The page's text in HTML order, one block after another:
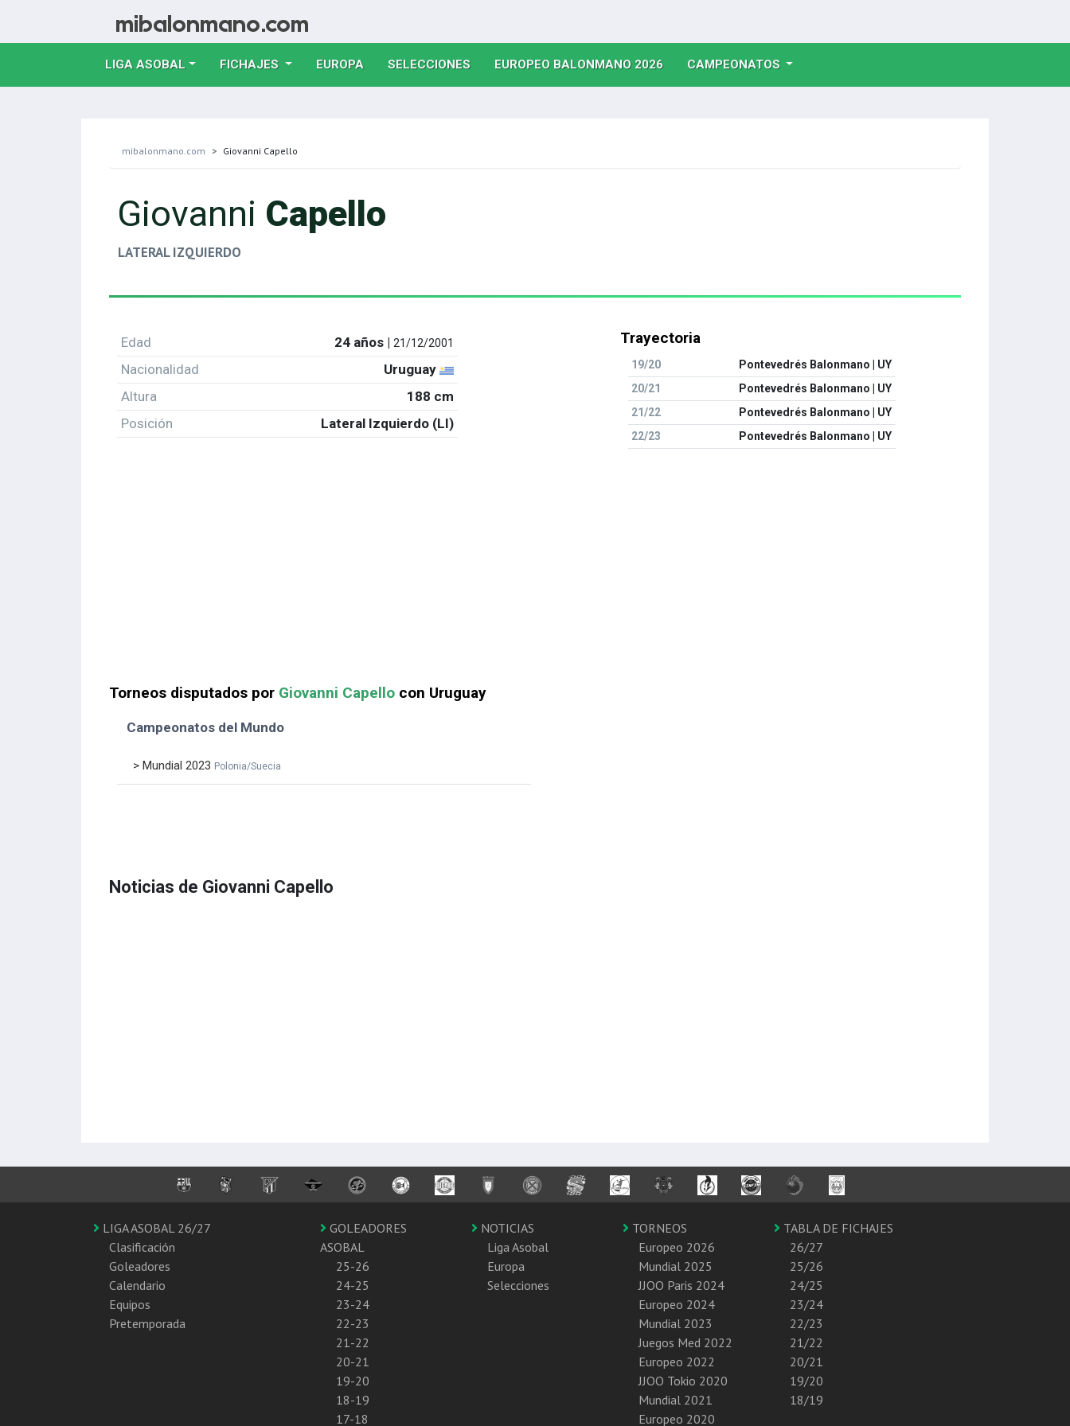
LIGA ASOBAL FICHAJES EUROPA(CURRENT)
SELECCIONES(CURRENT)
EUROPEO BALONMANO 2026(CURRENT)
CAMPEONATOS
mibalonmano.com Giovanni Capello
Giovanni Capello
LATERAL IZQUIERDO
Edad 24 años |21/12/2001
Nacionalidad
Uruguay
Altura
188 cm
Posición
Lateral Izquierdo (LI)
Trayectoria
19/20
Pontevedrés Balonmano | UY
20/21
Pontevedrés Balonmano | UY
21/22
Pontevedrés Balonmano | UY
22/23
Pontevedrés Balonmano | UY
Torneos disputados por Giovanni Capello con Uruguay
Campeonatos del Mundo
> Mundial 2023 Polonia/Suecia
Noticias de Giovanni Capello
LIGA ASOBAL 26/27
Clasificación
Goleadores
Calendario
Equipos
Pretemporada
GOLEADORES
ASOBAL
25-26
24-25
23-24
22-23
21-22
20-21
19-20
18-19
17-18
NOTICIAS
Liga Asobal
Europa
Selecciones
TORNEOS
Europeo 2026
Mundial 2025
JJOO Paris 2024
Europeo 2024
Mundial 2023
Juegos Med 2022
Europeo 2022
JJOO Tokio 2020
Mundial 2021
Europeo 2020
TABLA DE FICHAJES
26/27
25/26
24/25
23/24
22/23
21/22
20/21
19/20
18/19